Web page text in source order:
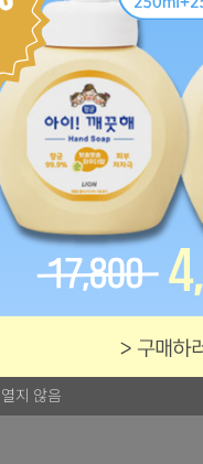
지 않음
#비타민앰플